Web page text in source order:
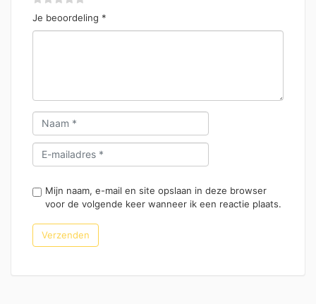
Je beoordeling *
Mijn naam, e-mail en site opslaan in deze browser
voor de volgende keer wanneer ik een reactie plaats.